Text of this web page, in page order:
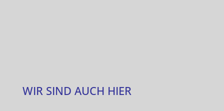
WIR SIND AUCH HIER